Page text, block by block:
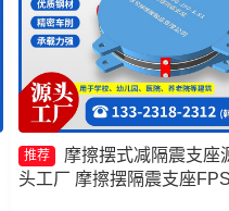
推荐
摩擦摆式减隔震支座
头工厂 摩擦摆隔震支座